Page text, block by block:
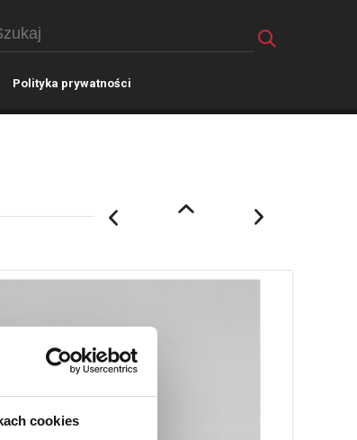
cookies
Polityka prywatności